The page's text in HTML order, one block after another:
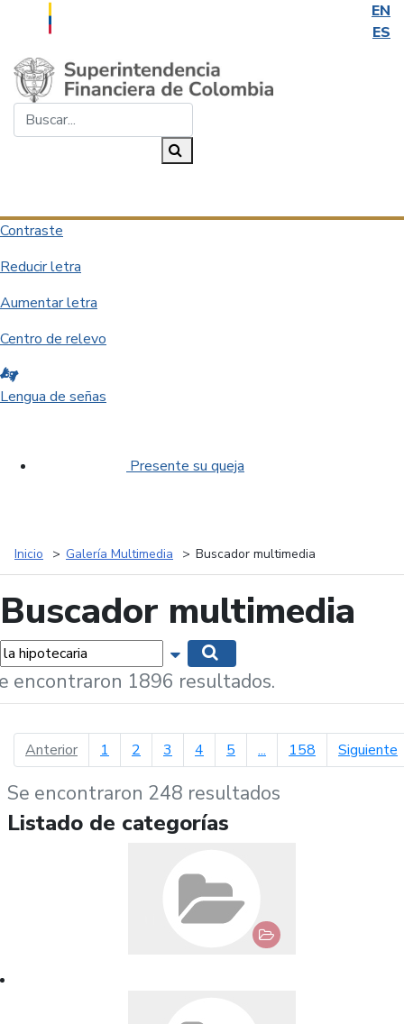
EN
ES
Saltar al contenido principal
Contraste
Reducir letra
Aumentar letra
Centro de relevo
Lengua de señas
Presente su queja
Inicio Galería Multimedia Buscador multimedia
Buscador multimedia
Mostrar opciones de búsqueda
encontraron 1896 resultados.
Anteriorpágina anterior
1 2 3 4 5 ... 158 Siguiente
Se encontraron 248 resultados
Listado de categorías